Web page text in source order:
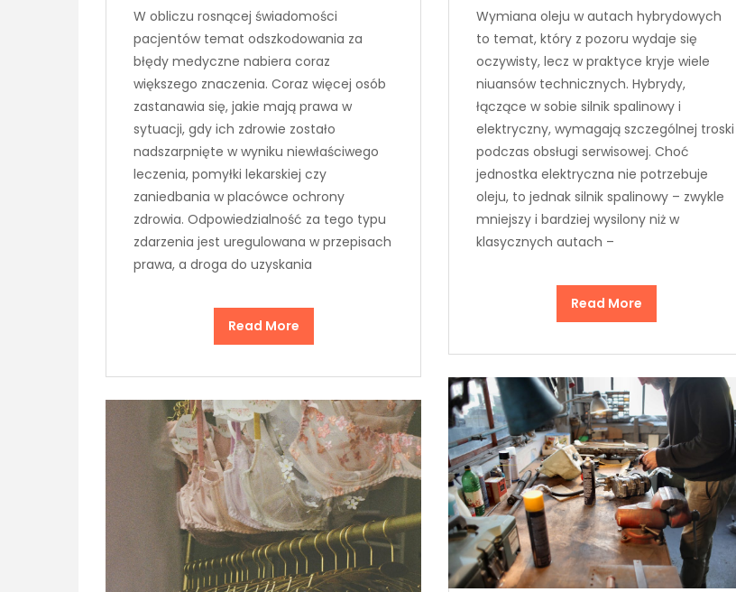
W obliczu rosnącej świadomości
pacjentów temat odszkodowania za
błędy medyczne nabiera coraz
większego znaczenia. Coraz więcej osób
zastanawia się, jakie mają prawa w
sytuacji, gdy ich zdrowie zostało
nadszarpnięte w wyniku niewłaściwego
leczenia, pomyłki lekarskiej czy
zaniedbania w placówce ochrony
zdrowia. Odpowiedzialność za tego typu
zdarzenia jest uregulowana w przepisach
prawa, a droga do uzyskania
Read More
Wymiana oleju w autach hybrydowych
to temat, który z pozoru wydaje się
oczywisty, lecz w praktyce kryje wiele
niuansów technicznych. Hybrydy,
łączące w sobie silnik spalinowy i
elektryczny, wymagają szczególnej troski
podczas obsługi serwisowej. Choć
jednostka elektryczna nie potrzebuje
oleju, to jednak silnik spalinowy – zwykle
mniejszy i bardziej wysilony niż w
klasycznych autach –
Read More